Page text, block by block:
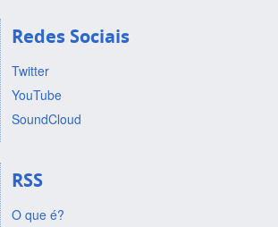
Redes Sociais
Twitter
YouTube
SoundCloud
RSS
O que é?